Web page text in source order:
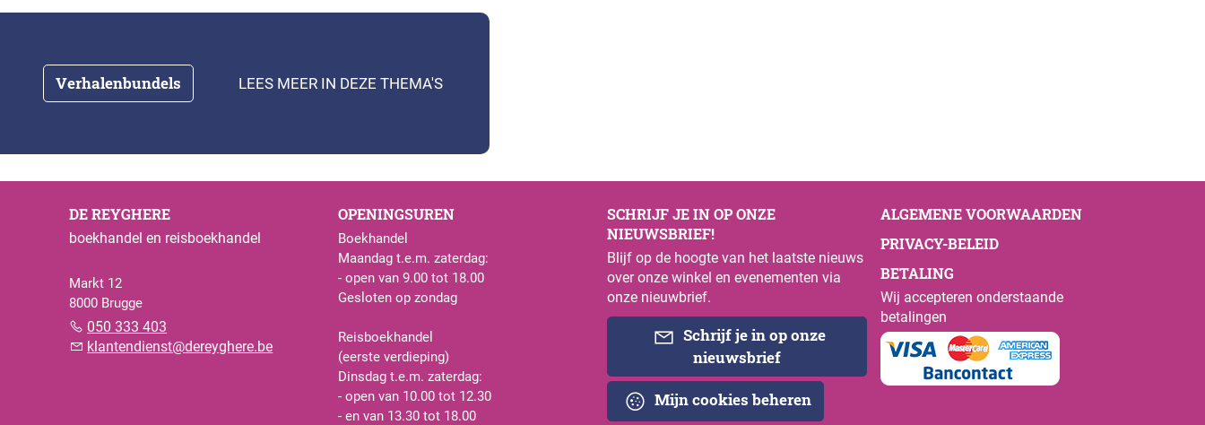
Verhalenbundels LEES MEER IN DEZE THEMA'S
DE REYGHERE
boekhandel en reisboekhandel
Markt 12
8000 Brugge
050 333 403
klantendienst@dereyghere.be
OPENINGSUREN
Boekhandel
Maandag t.e.m. zaterdag:
- open van 9.00 tot 18.00
Gesloten op zondag
Reisboekhandel
(eerste verdieping)
Dinsdag t.e.m. zaterdag:
- open van 10.00 tot 12.30
- en van 13.30 tot 18.00
SCHRIJF JE IN OP ONZE
NIEUWSBRIEF!
Blijf op de hoogte van het laatste nieuws
over onze winkel en evenementen via
onze nieuwbrief.
Schrijf je in op onze
nieuwsbrief
Mijn cookies beheren
ALGEMENE VOORWAARDEN
PRIVACY-BELEID
BETALING
Wij accepteren onderstaande
betalingen